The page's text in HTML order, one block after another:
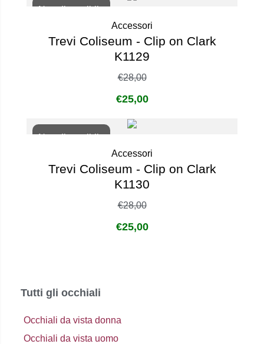
Non disponibile
Accessori
Trevi Coliseum - Clip on Clark
K1129
€28,00
€25,00
Non disponibile
Accessori
Trevi Coliseum - Clip on Clark
K1130
€28,00
€25,00
Tutti gli occhiali
Occhiali da vista donna
Occhiali da vista uomo